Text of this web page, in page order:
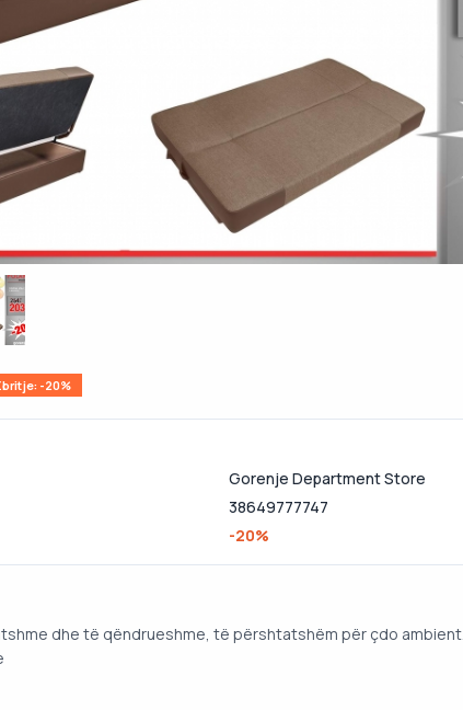
-20%
Gorenje Department Store
38649777747
-20%
dhe të qëndrueshme, të përshtatshëm për çdo ambient.